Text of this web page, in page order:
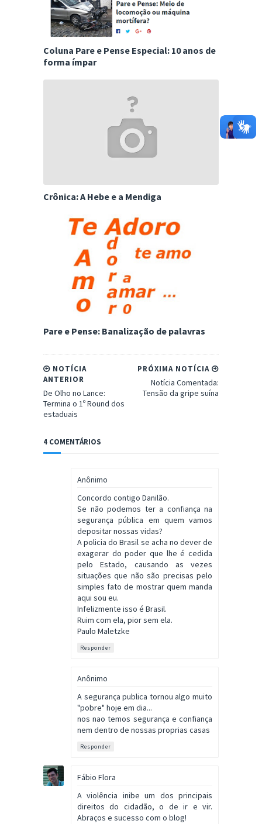
Coluna Pare e Pense Especial: 10 anos de
forma ímpar
Crônica: A Hebe e a Mendiga
Pare e Pense: Banalização de palavras
PRÓXIMA NOTÍCIA
Notícia Comentada:
Tensão da gripe suína
NOTÍCIA
ANTERIOR
De Olho no Lance:
Termina o 1º Round dos
estaduais
4 COMENTÁRIOS
Anônimo
Concordo contigo Danilão.
Se não podemos ter a confiança na
segurança pública em quem vamos
depositar nossas vidas?
A policia do Brasil se acha no dever de
exagerar do poder que lhe é cedida
pelo Estado, causando as vezes
situações que não são precisas pelo
simples fato de mostrar quem manda
aqui sou eu.
Infelizmente isso é Brasil.
Ruim com ela, pior sem ela.
Paulo Maletzke
Responder
Anônimo
A segurança publica tornou algo muito
"pobre" hoje em dia...
nos nao temos segurança e confiança
nem dentro de nossas proprias casas
Responder
Fábio Flora
A violência inibe um dos principais
direitos do cidadão, o de ir e vir.
Abraços e sucesso com o blog!